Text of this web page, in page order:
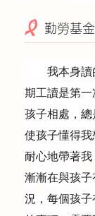
勤勞基
我本身讀的
期工讀是第
孩子相處，
使孩子懂得
耐心地帶著我
漸漸在與孩
況，每個孩